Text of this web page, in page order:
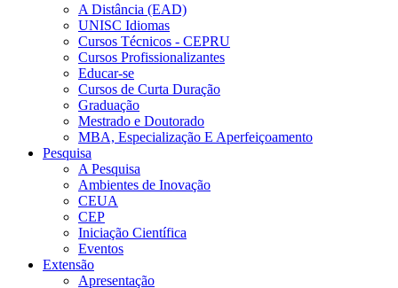
A Distância (EAD)
UNISC Idiomas
Cursos Técnicos - CEPRU
Cursos Profissionalizantes
Educar-se
Cursos de Curta Duração
Graduação
Mestrado e Doutorado
MBA, Especialização E Aperfeiçoamento
Pesquisa
A Pesquisa
Ambientes de Inovação
CEUA
CEP
Iniciação Científica
Eventos
Extensão
Apresentação